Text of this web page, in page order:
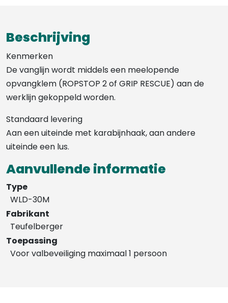
Beschrijving
Kenmerken
De vanglijn wordt middels een meelopende
opvangklem (ROPSTOP 2 of GRIP RESCUE) aan de
werklijn gekoppeld worden.
Standaard levering
Aan een uiteinde met karabijnhaak, aan andere
uiteinde een lus.
Aanvullende informatie
Type
WLD-30M
Fabrikant
Teufelberger
Toepassing
Voor valbeveiliging maximaal 1 persoon